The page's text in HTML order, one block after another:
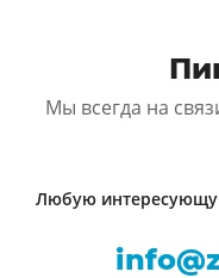
Мы всегда на
Любую